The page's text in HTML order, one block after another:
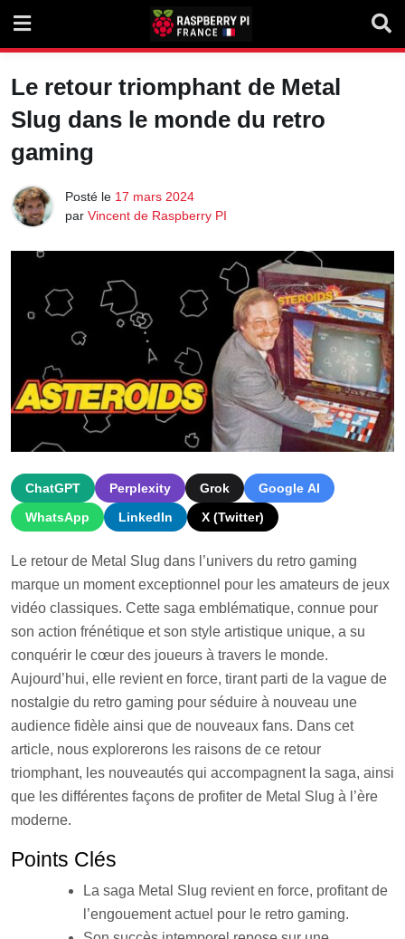
content
Le retour triomphant de Metal
Slug dans le monde du retro
gaming
Posté le 17 mars 2024
par Vincent de Raspberry PI
ChatGPT Perplexity Grok
Google AI
WhatsApp
LinkedIn X (Twitter)
Le retour de Metal Slug dans l’univers du retro gaming
marque un moment exceptionnel pour les amateurs de jeux
vidéo classiques. Cette saga emblématique, connue pour
son action frénétique et son style artistique unique, a su
conquérir le cœur des joueurs à travers le monde.
Aujourd’hui, elle revient en force, tirant parti de la vague de
nostalgie du retro gaming pour séduire à nouveau une
audience fidèle ainsi que de nouveaux fans. Dans cet
article, nous explorerons les raisons de ce retour
triomphant, les nouveautés qui accompagnent la saga, ainsi
que les différentes façons de profiter de Metal Slug à l’ère
moderne.
Points Clés
La saga Metal Slug revient en force, profitant de
l’engouement actuel pour le retro gaming.